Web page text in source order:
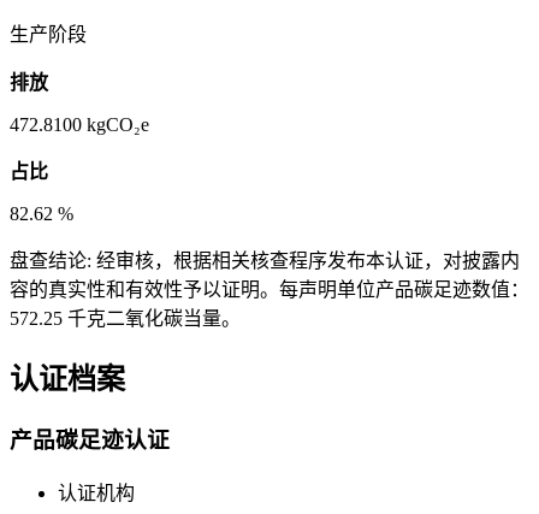
生产阶段
排放
472.8100 kgCO₂e
占比
82.62 %
盘查结论: 经审核，根据相关核查程序发布本认证，对披露内
容的真实性和有效性予以证明。每声明单位产品碳足迹数值：
572.25 千克二氧化碳当量。
认证档案
产品碳足迹认证
认证机构